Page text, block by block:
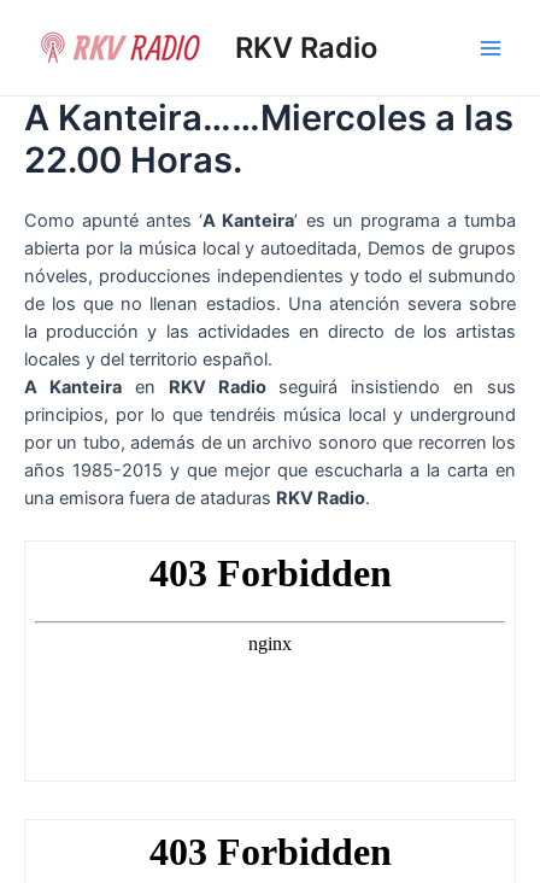
contenido
RKV Radio
A Kanteira……Miercoles a las
22.00 Horas.
Como apunté antes ‘A Kanteira’ es un programa a tumba
abierta por la música local y autoeditada, Demos de grupos
nóveles, producciones independientes y todo el submundo
de los que no llenan estadios. Una atención severa sobre
la producción y las actividades en directo de los artistas
locales y del territorio español.
A Kanteiraen RKV Radioseguirá insistiendo en sus
principios, por lo que tendréis música local y underground
por un tubo, además de un archivo sonoro que recorren los
años 1985-2015 y que mejor que escucharla a la carta en
una emisora fuera de ataduras RKV Radio.